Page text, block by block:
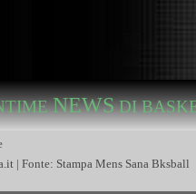
NEWSDI
| Fonte: Stampa Mens Sana Bksball